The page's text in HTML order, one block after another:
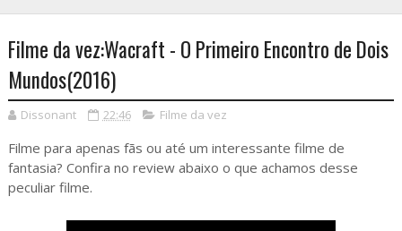
Filme da vez:Wacraft - O Primeiro Encontro de Dois
Mundos(2016)
Dissonant 22:46 Filme da vez
Filme para apenas fãs ou até um interessante filme de
fantasia? Confira no review abaixo o que achamos desse
peculiar filme.